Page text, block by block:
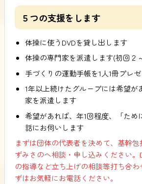
５つの支援をします
体操に使うDVDを貸し出します
体操の専門家を派遣します(初回２
手づくりの運動手帳を1人1冊プレゼ
1年以上続けたグループには希望が
家を派遣します
希望があれば、年1回程度、「ため
話にお伺いします
まずは団体の代表者を決めて、基幹
ずみさのへ相談・申し込みください。
の指導など立ち上げの相談等打ち合
ずはお気軽にお電話ください。